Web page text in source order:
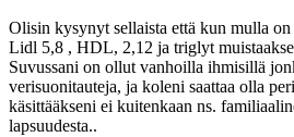
Olisin kysynyt sellaista että kun mulla
Lidl 5,8 , HDL, 2,12 ja triglyt
Suvussani on ollut vanhoilla ihmisillä
verisuonitauteja, ja koleni saattaa olla
käsittääkseni ei kuitenkaan ns.
lapsuudesta..